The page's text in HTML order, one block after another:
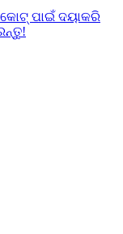
ପାଇଁ ଦୟାକରି